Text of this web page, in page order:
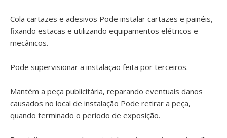
Cola cartazes e adesivos Pode instalar cartazes e painéis,
fixando estacas e utilizando equipamentos elétricos e
mecânicos.
Pode supervisionar a instalação feita por terceiros.
Mantém a peça publicitária, reparando eventuais danos
causados no local de instalação Pode retirar a peça,
quando terminado o período de exposição.